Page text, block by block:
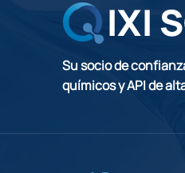
Su socio de
químicos y API de